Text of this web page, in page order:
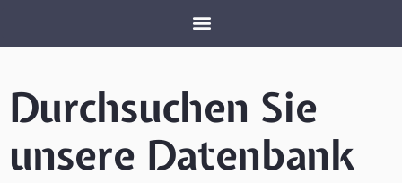
Durchsuchen Sie
unsere Datenbank